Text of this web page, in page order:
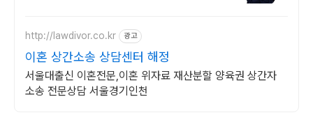
http://lawdivor.co.kr 광고
이혼 상간소송 상담센터 해정
서울대출신 이혼전문,이혼 위자료 재산분할 양육권 상간자
소송 전문상담 서울경기인천